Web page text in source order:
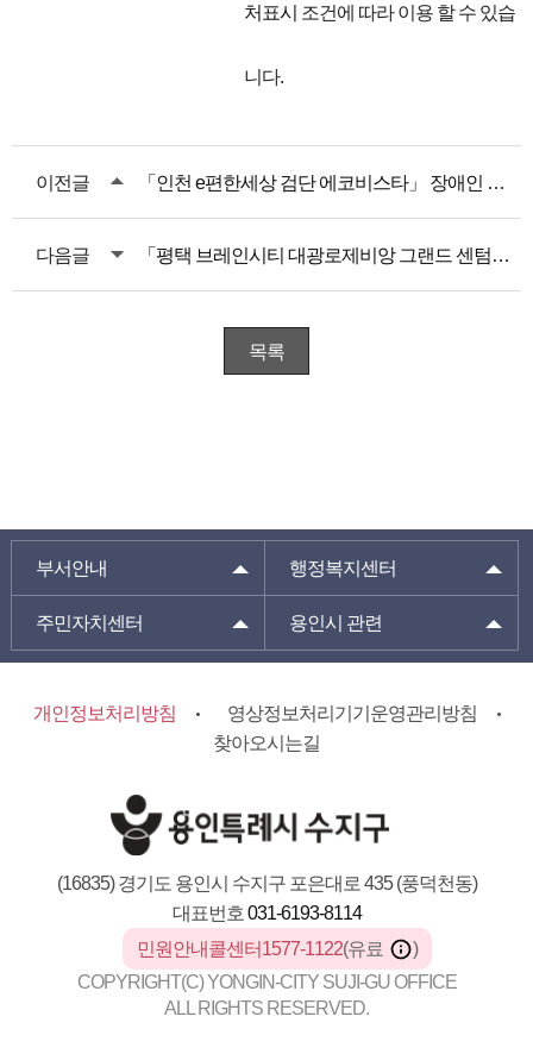
처표시 조건에 따라 이용 할 수 있습
니다.
이전글 「인천 e편한세상 검단 에코비스타」 장애인 특별공급 안내
다음글 「평택 브레인시티 대광로제비앙 그랜드 센텀」 장애인 특별공급 안내
목록
부서안내 행정복지센터
주민자치센터 용인시 관련
개인정보처리방침
영상정보처리기기운영관리방침
찾아오시는길
(16835) 경기도 용인시 수지구 포은대로 435 (풍덕천동)
대표번호 031-6193-8114
민원안내콜센터1577-1122(유료
)
COPYRIGHT(C) YONGIN-CITY SUJI-GU OFFICE
ALL RIGHTS RESERVED.